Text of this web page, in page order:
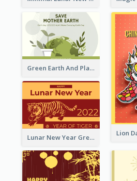
Green Earth And Plants Illustrations Greeting Card
Lunar New Year Greeting Card With Tiger Illustration